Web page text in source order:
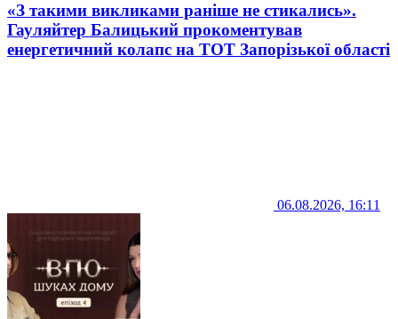
«З такими викликами раніше не стикались».
Гауляйтер Балицький прокоментував
енергетичний колапс на ТОТ Запорізької області
06.08.2026, 16:11